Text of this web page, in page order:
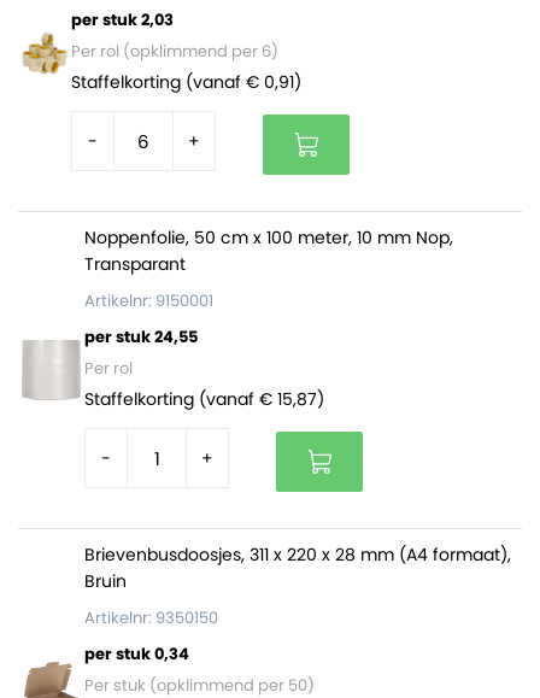
Wikkelfolie is volledig vervaardigd uit polyethyleen en
daarom ook volledig recyclebaar.
per stuk 2,03
Per rol (opklimmend per 6)
Staffelkorting (vanaf € 0,91)
- +
Noppenfolie, 50 cm x 100 meter, 10 mm Nop,
Transparant
Artikelnr: 9150001
per stuk 24,55
Per rol
Staffelkorting (vanaf € 15,87)
- +
Brievenbusdoosjes, 311 x 220 x 28 mm (A4 formaat),
Bruin
Artikelnr: 9350150
per stuk 0,34
Per stuk (opklimmend per 50)